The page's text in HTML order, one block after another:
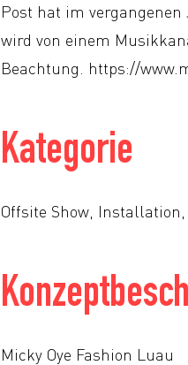
Post hat im
wird von einem
Beachtung. https://
Kategorie
Offsite Show,
Micky Oye Fashion Luau